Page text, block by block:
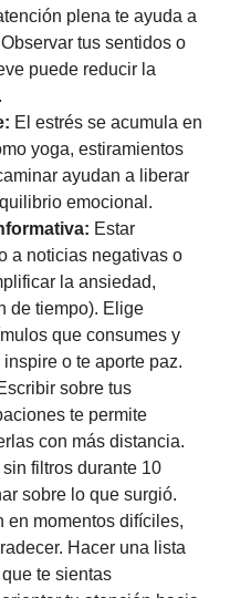
plena te ayuda a
tus sentidos o
puede reducir la
El estrés se acumula en
yoga, estiramientos
ayudan a liberar
emocional.
Estar
a noticias negativas o
la ansiedad,
de tiempo). Elige
que consumes y
o te aporte paz.
sobre tus
te permite
con más distancia.
filtros durante 10
sobre lo que surgió.
en momentos difíciles,
Hacer una lista
te sientas